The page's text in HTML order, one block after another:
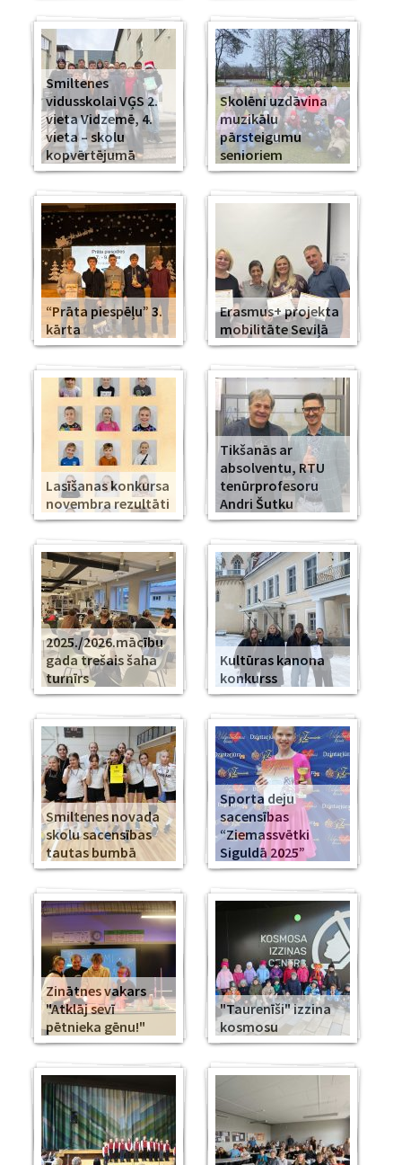
Smiltenes
vidusskolai VĢS 2.
vieta Vidzemē, 4.
vieta – skolu
kopvērtējumā
Skolēni uzdāvina
muzikālu
pārsteigumu
senioriem
“Prāta piespēļu” 3.
kārta
Erasmus+ projekta
mobilitāte Seviļā
Lasīšanas konkursa
novembra rezultāti
Tikšanās ar
absolventu, RTU
tenūrprofesoru
Andri Šutku
2025./2026.mācību
gada trešais šaha
turnīrs
Kultūras kanona
konkurss
Smiltenes novada
skolu sacensības
tautas bumbā
Sporta deju
sacensības
“Ziemassvētki
Siguldā 2025”
Zinātnes vakars
"Atklāj sevī
pētnieka gēnu!"
"Taurenīši" izzina
kosmosu